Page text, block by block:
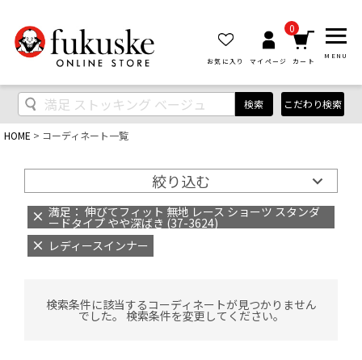
お気に入り マイページ
0
カート
MENU
検索 こだわり検索
HOME コーディネート一覧
絞り込む
満足： 伸びてフィット 無地 レース ショーツ スタンダ
ードタイプ やや深ばき (37-3624)
レディースインナー
検索条件に該当するコーディネートが見つかりません
でした。 検索条件を変更してください。